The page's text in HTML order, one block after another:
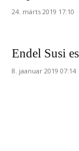
24. märts 2019 17:10
Endel Susi
8. jaanuar 2019 07:14